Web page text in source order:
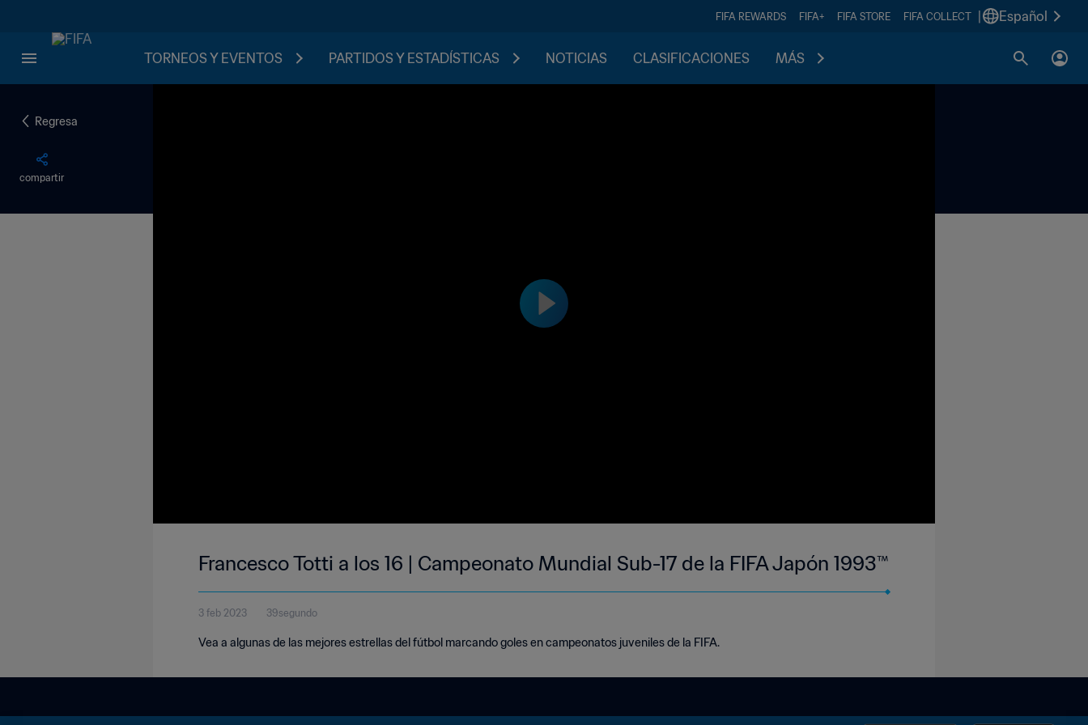
FIFA REWARDS FIFA+ FIFA STORE FIFA COLLECT Español
TORNEOS Y EVENTOS PARTIDOS Y ESTADÍSTICAS NOTICIAS CLASIFICACIONES MÁS
Regresa
compartir
Francesco Totti a los 16 | Campeonato Mundial Sub-17 de la FIFA Japón 1993™
3 feb 2023 39segundo
Vea a algunas de las mejores estrellas del fútbol marcando goles en campeonatos juveniles de la FIFA.